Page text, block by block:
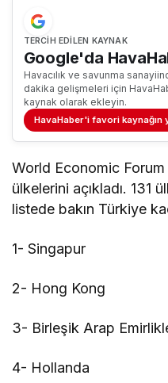
TERCIH EDILEN KAYNAK
Google'da
Havacılık ve savunma
dakika gelişmeleri için
kaynak olarak ekleyin.
HavaHaber'i favori kaynağın
World Economic
ülkelerini açıkladı. 131
listede bakın Türkiye
1- Singapur
2- Hong Kong
3- Birleşik Arap
4- Hollanda